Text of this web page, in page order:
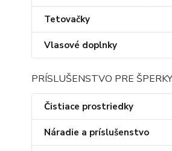
Tetovačky
Vlasové doplnky
PRÍSLUŠENSTVO PRE ŠPERKY
Čistiace prostriedky
Náradie a príslušenstvo